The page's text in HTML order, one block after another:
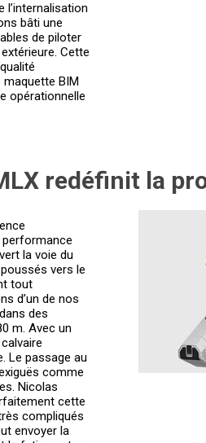
bâti une
de piloter
Cette
maquette BIM
opérationnelle
redéfinit la
la voie du
vers le
tout
d’un de nos
des
m. Avec un
Le passage au
comme
Nicolas
cette
compliqués
envoyer la